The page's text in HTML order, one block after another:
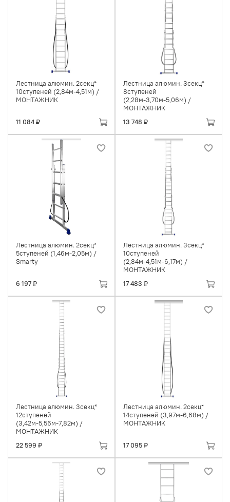
Лестница алюмин. 2секц*
10ступеней (2,84м-4,51м) /
МОНТАЖНИК
11 084 ₽
Лестница алюмин. 3секц*
8ступеней
(2,28м-3,70м-5,06м) /
МОНТАЖНИК
13 748 ₽
Лестница алюмин. 2секц*
5ступеней (1,46м-2,05м) /
Smarty
6 197 ₽
Лестница алюмин. 3секц*
10ступеней
(2,84м-4,51м-6,17м) /
МОНТАЖНИК
17 483 ₽
Лестница алюмин. 3секц*
12ступеней
(3,42м-5,56м-7,82м) /
МОНТАЖНИК
22 599 ₽
Лестница алюмин. 2секц*
14ступеней (3,97м-6,68м) /
МОНТАЖНИК
17 095 ₽